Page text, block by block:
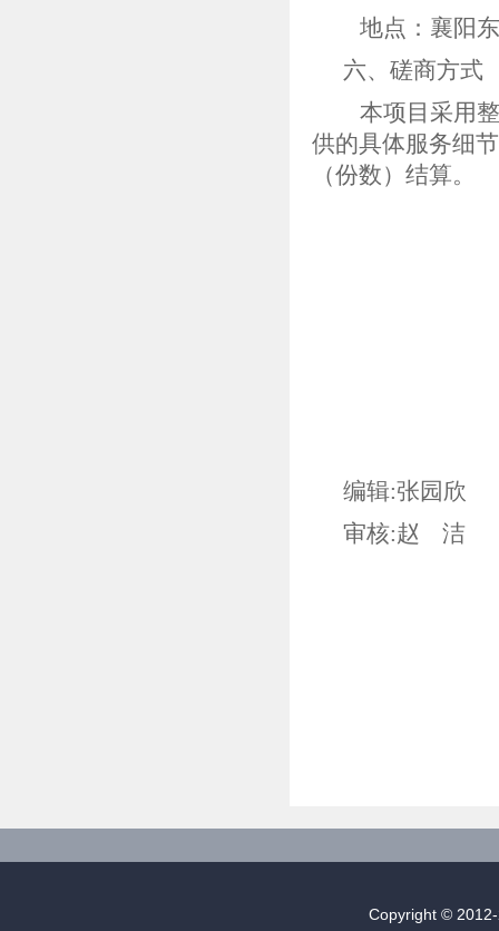
地点：襄阳
六、磋商方式
本项目采用
供的具体服务细
（份数）结算。
编辑:张园欣
审核:赵 洁
Copyright ©